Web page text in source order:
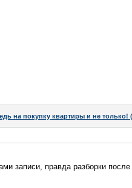
на покупку квартиры и не только!
записи, правда разборки после